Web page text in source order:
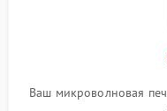
Ваш микроволновая